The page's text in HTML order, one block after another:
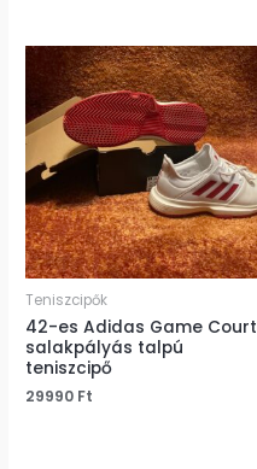
Teniszcipők
42-es Adidas Game Court
salakpályás talpú
teniszcipő
29990 Ft